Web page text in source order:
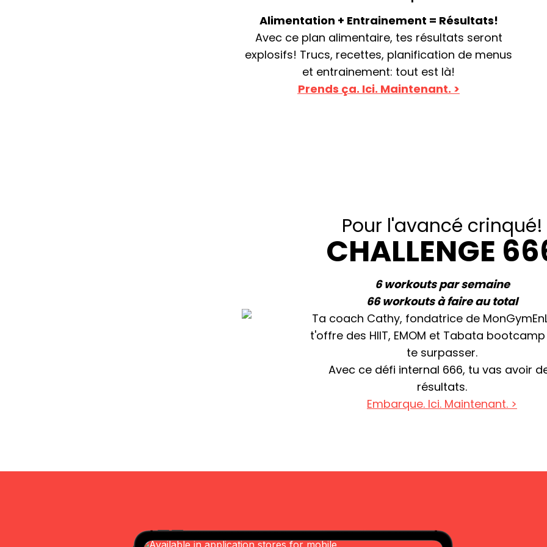
Alimentation + Entrainement = Résultats!
Avec ce plan alimentaire, tes résultats seront
explosifs! Trucs, recettes, planification de menus
et entrainement: tout est là!
Prends ça. Ici. Maintenant. >
Pour l'avancé crinqué!
CHALLENGE
6 workouts par semaine
66 workouts à faire au total
Ta coach Cathy, fondatrice de
t'offre des HIIT, EMOM et Tabata
te surpasser.
Avec ce défi internal 666, tu vas avoir
résultats.
Embarque. Ici. Maintenant. >